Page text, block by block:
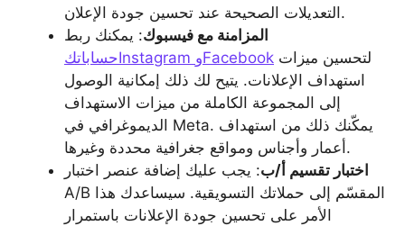
التعديلات الصحيحة عند تحسين جودة الإعلان.
المزامنة مع فيسبوك: يمكنك ربط
حساباتكInstagram وFacebook
استهداف الإعلانات. يتيح لك ذلك إمكانية الوصول
إلى المجموعة الكاملة من ميزات الاستهداف
الديموغرافي في Meta. يمكّنك ذلك من استهداف
أعمار وأجناس ومواقع جغرافية محددة وغيرها.
اختبار تقسيم أ/ب: يجب عليك إضافة عنصر اختبار
A/B المقسّم إلى حملاتك التسويقية. سيساعدك هذا
الأمر على تحسين جودة الإعلانات باستمرار